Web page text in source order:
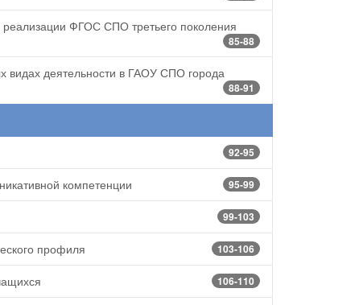
реализации ФГОС СПО третьего поколения
85-88
видах деятельности в ГАОУ СПО города
88-91
92-95
компетенции 95-99
99-103
профиля 103-106
106-110